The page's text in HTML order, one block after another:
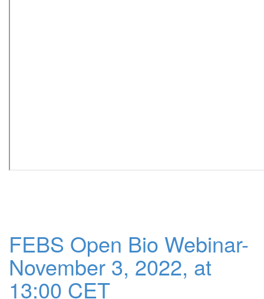
FEBS Open Bio Webinar-
November 3, 2022, at
13:00 CET